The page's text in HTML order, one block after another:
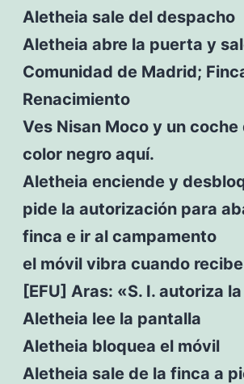
Aletheia sale del despacho
Aletheia abre la puerta y
Comunidad de Madrid;
Renacimiento
Ves Nisan Moco y un
color negro aquí.
Aletheia enciende y
pide la autorización para
finca e ir al campamento
el móvil vibra cuando
[EFU] Aras: «S. I. autoriza
Aletheia lee la pantalla
Aletheia bloquea el móvil
Aletheia sale de la finca a